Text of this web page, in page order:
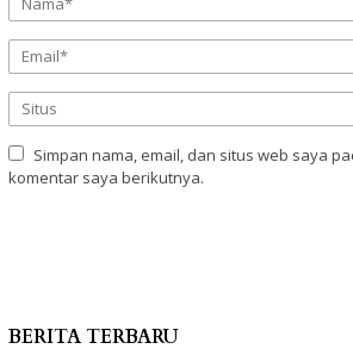
Simpan nama, email, dan situs web saya
komentar saya berikutnya.
BERITA TERBARU